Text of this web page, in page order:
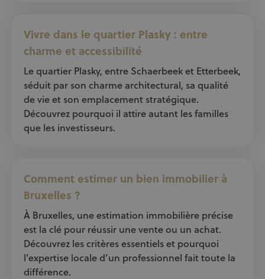
Vivre dans le quartier Plasky : entre
charme et accessibilité
Le quartier Plasky, entre Schaerbeek et Etterbeek,
séduit par son charme architectural, sa qualité
de vie et son emplacement stratégique.
Découvrez pourquoi il attire autant les familles
que les investisseurs.
Comment estimer un bien immobilier à
Bruxelles ?
À Bruxelles, une estimation immobilière précise
est la clé pour réussir une vente ou un achat.
Découvrez les critères essentiels et pourquoi
l’expertise locale d’un professionnel fait toute la
différence.